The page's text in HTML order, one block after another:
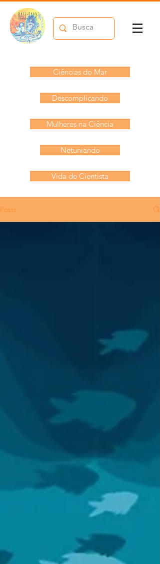
Ciências do Mar
Descomplicando
Mulheres na Ciência
Netuniando
Vida de Cientista
Posts